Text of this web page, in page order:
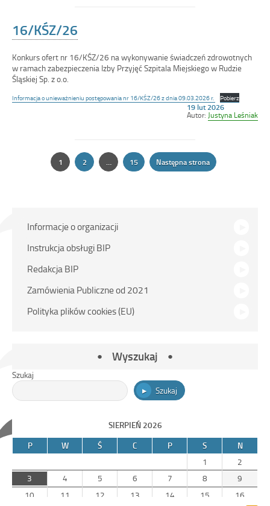
16/KŚZ/26
Konkurs ofert nr 16/KŚZ/26 na wykonywanie świadczeń zdrowotnych
w ramach zabezpieczenia Izby Przyjęć Szpitala Miejskiego w Rudzie
Śląskiej Sp. z o.o.
Informacja o unieważnieniu postępowania nr 16/KŚZ/26 z dnia 09.03.2026 r. Pobierz
Opublikowano
w
19 lut 2026
Autor: Justyna Leśniak
Stronicowanie
Strona
1 Strona
2 … Strona
15 Następna strona
Menu
główne
Informacje o organizacji
Instrukcja obsługi BIP
Redakcja BIP
Zamówienia Publiczne od 2021
Polityka plików cookies (EU)
Wyszukaj
Szukaj
Szukaj
SIERPIEŃ 2026
P
W Ś C P S
N
1
2
3
4 5 6 7 8
9
10
11 12 13 14 15
16